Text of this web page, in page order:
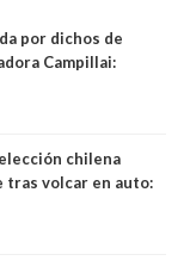
por dichos de
Campillai:
chilena
tras volcar en auto: